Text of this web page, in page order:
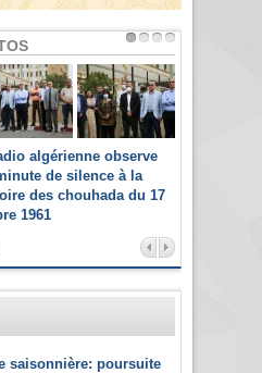
algérienne observe
de silence à la
des chouhada du 17
1961
saisonnière: poursuite